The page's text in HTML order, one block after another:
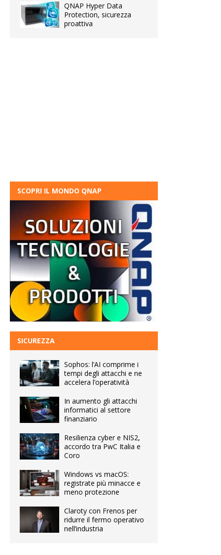
QNAP Hyper Data
Protection, sicurezza
proattiva
SCOPRI IL MONDO QNAP
SICUREZZA
Sophos: l’AI comprime i
tempi degli attacchi e ne
accelera l’operatività
In aumento gli attacchi
informatici al settore
finanziario
Resilienza cyber e NIS2,
accordo tra PwC Italia e
Coro
Windows vs macOS:
registrate più minacce e
meno protezione
Claroty con Frenos per
ridurre il fermo operativo
nell’industria